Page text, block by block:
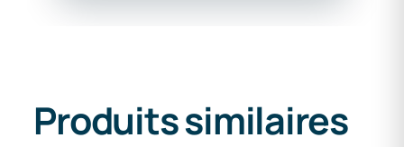
Produits similaires